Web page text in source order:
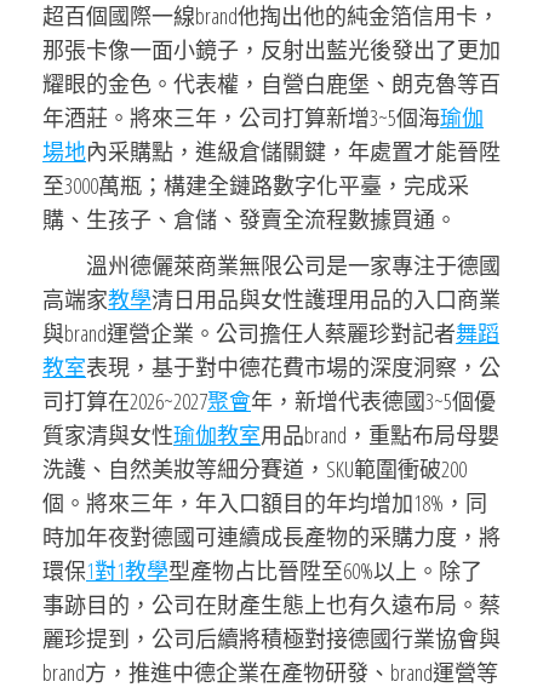
超百個國際一線brand他掏出他的純金箔信用卡，
那張卡像一面小鏡子，反射出藍光後發出了更加
耀眼的金色。代表權，自營白鹿堡、朗克魯等百
年酒莊。將來三年，公司打算新增3~5個海瑜伽
場地內采購點，進級倉儲關鍵，年處置才能晉陞
至3000萬瓶；構建全鏈路數字化平臺，完成采
購、生孩子、倉儲、發賣全流程數據買通。
溫州德儷萊商業無限公司是一家專注于德國
高端家教學清日用品與女性護理用品的入口商業
與brand運營企業。公司擔任人蔡麗珍對記者舞蹈
教室表現，基于對中德花費市場的深度洞察，公
司打算在2026~2027聚會年，新增代表德國3~5個優
質家清與女性瑜伽教室用品brand，重點布局母嬰
洗護、自然美妝等細分賽道，SKU範圍衝破200
個。將來三年，年入口額目的年均增加18%，同
時加年夜對德國可連續成長產物的采購力度，將
環保1對1教學型產物占比晉陞至60%以上。除了
事跡目的，公司在財產生態上也有久遠布局。蔡
麗珍提到，公司后續將積極對接德國行業協會與
brand方，推進中德企業在產物研發、brand運營等